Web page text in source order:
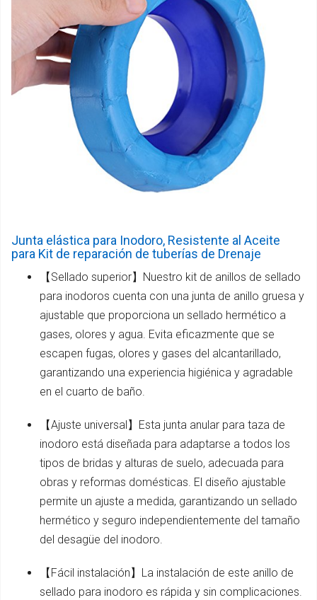
Junta elástica para Inodoro, Resistente al Aceite
para Kit de reparación de tuberías de Drenaje
【Sellado superior】Nuestro kit de anillos de sellado
para inodoros cuenta con una junta de anillo gruesa y
ajustable que proporciona un sellado hermético a
gases, olores y agua. Evita eficazmente que se
escapen fugas, olores y gases del alcantarillado,
garantizando una experiencia higiénica y agradable
en el cuarto de baño.
【Ajuste universal】Esta junta anular para taza de
inodoro está diseñada para adaptarse a todos los
tipos de bridas y alturas de suelo, adecuada para
obras y reformas domésticas. El diseño ajustable
permite un ajuste a medida, garantizando un sellado
hermético y seguro independientemente del tamaño
del desagüe del inodoro.
【Fácil instalación】La instalación de este anillo de
sellado para inodoro es rápida y sin complicaciones.